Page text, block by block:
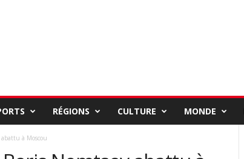
RÉGIONS CULTURE MONDE
à Moscou